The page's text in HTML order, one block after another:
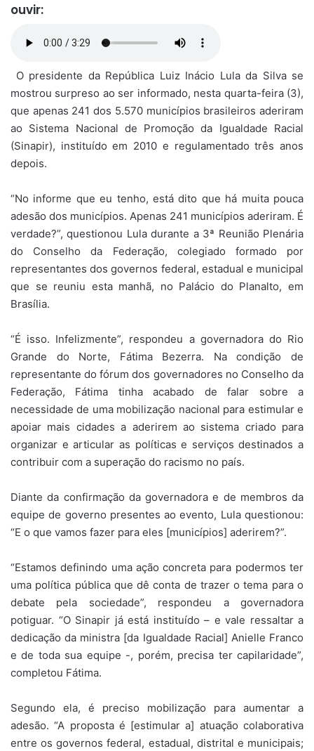
ouvir:
O presidente da República Luiz Inácio Lula da Silva se
mostrou surpreso ao ser informado, nesta quarta-feira (3),
que apenas 241 dos 5.570 municípios brasileiros aderiram
ao Sistema Nacional de Promoção da Igualdade Racial
(Sinapir), instituído em 2010 e regulamentado três anos
depois.
“No informe que eu tenho, está dito que há muita pouca
adesão dos municípios. Apenas 241 municípios aderiram. É
verdade?”, questionou Lula durante a 3ª Reunião Plenária
do Conselho da Federação, colegiado formado por
representantes dos governos federal, estadual e municipal
que se reuniu esta manhã, no Palácio do Planalto, em
Brasília.
“É isso. Infelizmente”, respondeu a governadora do Rio
Grande do Norte, Fátima Bezerra. Na condição de
representante do fórum dos governadores no Conselho da
Federação, Fátima tinha acabado de falar sobre a
necessidade de uma mobilização nacional para estimular e
apoiar mais cidades a aderirem ao sistema criado para
organizar e articular as políticas e serviços destinados a
contribuir com a superação do racismo no país.
Diante da confirmação da governadora e de membros da
equipe de governo presentes ao evento, Lula questionou:
“E o que vamos fazer para eles [municípios] aderirem?”.
“Estamos definindo uma ação concreta para podermos ter
uma política pública que dê conta de trazer o tema para o
debate pela sociedade”, respondeu a governadora
potiguar. “O Sinapir já está instituído – e vale ressaltar a
dedicação da ministra [da Igualdade Racial] Anielle Franco
e de toda sua equipe -, porém, precisa ter capilaridade”,
completou Fátima.
Segundo ela, é preciso mobilização para aumentar a
adesão. “A proposta é [estimular a] atuação colaborativa
entre os governos federal, estadual, distrital e municipais;